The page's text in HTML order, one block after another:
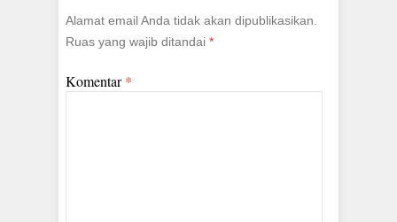
Alamat email Anda tidak akan dipublikasikan.
Ruas yang wajib ditandai *
Komentar*